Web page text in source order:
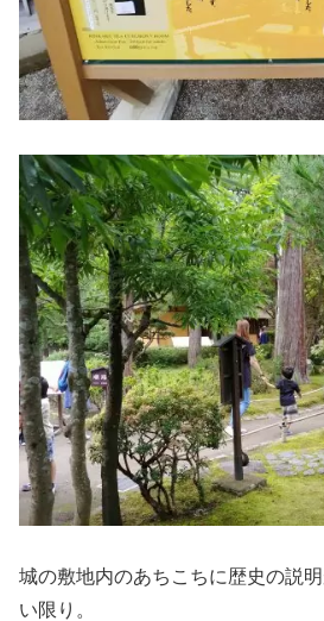
城の敷地内のあちこちに歴史の説
い限り。